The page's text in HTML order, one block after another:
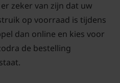
zeker van zijn dat uw
op voorraad is tijdens
dan online en kies voor
de bestelling